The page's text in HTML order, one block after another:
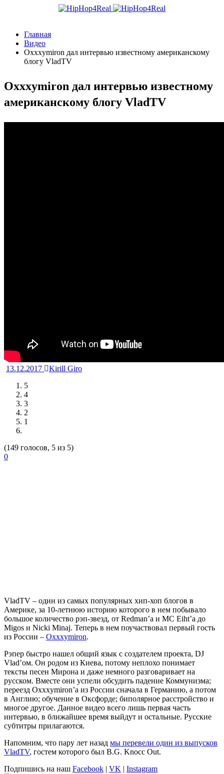
Главная
Видео
Oxxxymiron дал интервью известному американскому
блогу VladTV
Oxxxymiron дал интервью известному
американскому блогу VladTV
13.12.2017
Kirill Giro
5
4
3
2
1
(149 голосов, 5 из 5)
0
VladTV – один из самых популярных хип-хоп блогов в
Америке, за 10-летнюю историю которого в нем побывало
большое количество рэп-звезд, от Redman’a и MC Eiht’a до
Migos и Nicki Minaj. Теперь в нем поучаствовал первый гость
из России – Oxxxymiron.
Рэпер быстро нашел общий язык с создателем проекта, DJ
Vlad’ом. Он родом из Киева, потому неплохо понимает
тексты песен Мирона и даже немного разговаривает на
русском. Вместе они успели обсудить падение Коммунизма;
переезд Oxxxymiron’a из России сначала в Германию, а потом
в Англию; обучение в Оксфорде; биполярное расстройство и
многое другое. Данное видео всего лишь первая часть
интервью, в ближайшее время выйдут и остальные. Русские
субтитры прилагаются.
Напомним, что пару лет назад мы перевели один из выпусков
VladTV, гостем которого был B.G. Knocc Out.
Подпишись на наш Facebook | VK | Instagram